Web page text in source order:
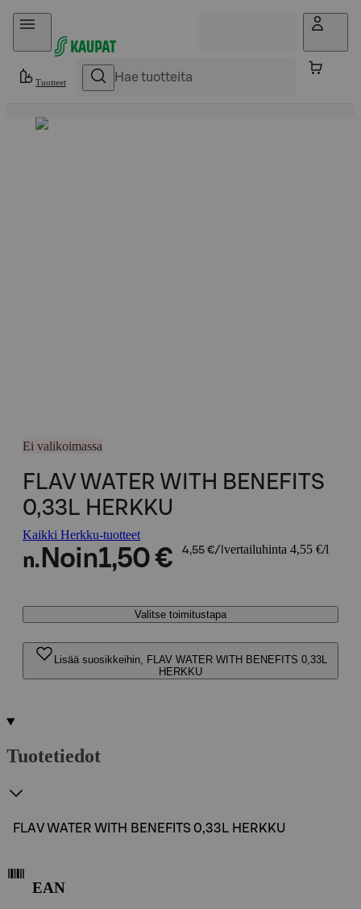
Hyppää sisältöön
Tuotteet
Ei valikoimassa
FLAV WATER WITH BENEFITS
0,33L HERKKU
Kaikki Herkku-tuotteet
n. Noin1,50 € 4,55 €/l vertailuhinta 4,55 €/l
Valitse toimitustapa
Lisää suosikkeihin, FLAV WATER WITH BENEFITS 0,33L
HERKKU
Tuotetiedot
FLAV WATER WITH BENEFITS 0,33L HERKKU
EAN